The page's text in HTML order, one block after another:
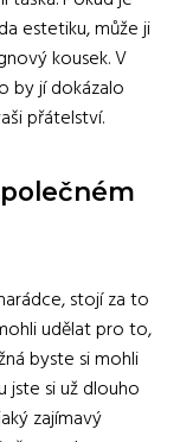
estetiku, může ji
kousek. V
by jí dokázalo
přátelství.
stojí za to
udělat pro to,
byste si mohli
si už dlouho
zajímavý